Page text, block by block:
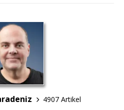
4907 Artikel